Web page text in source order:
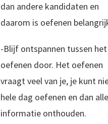
dan andere kandidaten en
daarom is oefenen
-Blijf ontspannen tussen het
oefenen door. Het oefenen
vraagt veel van je, je kunt
hele dag oefenen en dan alle
informatie onthouden.